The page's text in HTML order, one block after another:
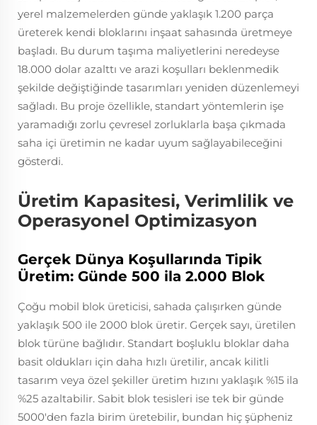
yerel malzemelerden günde yaklaşık 1.200 parça
üreterek kendi bloklarını inşaat sahasında üretmeye
başladı. Bu durum taşıma maliyetlerini neredeyse
18.000 dolar azalttı ve arazi koşulları beklenmedik
şekilde değiştiğinde tasarımları yeniden düzenlemeyi
sağladı. Bu proje özellikle, standart yöntemlerin işe
yaramadığı zorlu çevresel zorluklarla başa çıkmada
saha içi üretimin ne kadar uyum sağlayabileceğini
gösterdi.
Üretim Kapasitesi, Verimlilik ve
Operasyonel Optimizasyon
Gerçek Dünya Koşullarında Tipik
Üretim: Günde 500 ila 2.000 Blok
Çoğu mobil blok üreticisi, sahada çalışırken günde
yaklaşık 500 ile 2000 blok üretir. Gerçek sayı, üretilen
blok türüne bağlıdır. Standart boşluklu bloklar daha
basit oldukları için daha hızlı üretilir, ancak kilitli
tasarım veya özel şekiller üretim hızını yaklaşık %15 ila
%25 azaltabilir. Sabit blok tesisleri ise tek bir günde
5000'den fazla birim üretebilir, bundan hiç şüpheniz